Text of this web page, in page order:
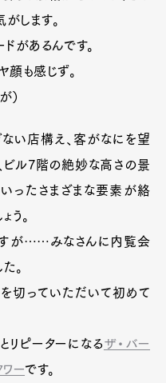
します。
があるんです。
顔も感じず。
）
い店構え、客がなにを望
ビル7階の絶妙な高さの景
ったさまざまな要素が絡
う。
すが……みなさんに内覧会
。
切っていただいて初めて
リピーターになるザ・バー
ーです。